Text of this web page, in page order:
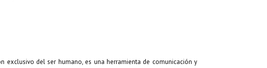
exclusivo del ser humano, es una herramienta de comunicación y